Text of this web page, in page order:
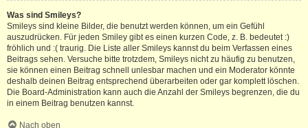
Was sind Smileys?
Smileys sind kleine Bilder, die benutzt werden können, um ein Gefühl
auszudrücken. Für jeden Smiley gibt es einen kurzen Code, z. B. bedeutet :)
fröhlich und :( traurig. Die Liste aller Smileys kannst du beim Verfassen eines
Beitrags sehen. Versuche bitte trotzdem, Smileys nicht zu häufig zu benutzen,
sie können einen Beitrag schnell unlesbar machen und ein Moderator könnte
deshalb deinen Beitrag entsprechend überarbeiten oder gar komplett löschen.
Die Board-Administration kann auch die Anzahl der Smileys begrenzen, die du
in einem Beitrag benutzen kannst.
Nach oben